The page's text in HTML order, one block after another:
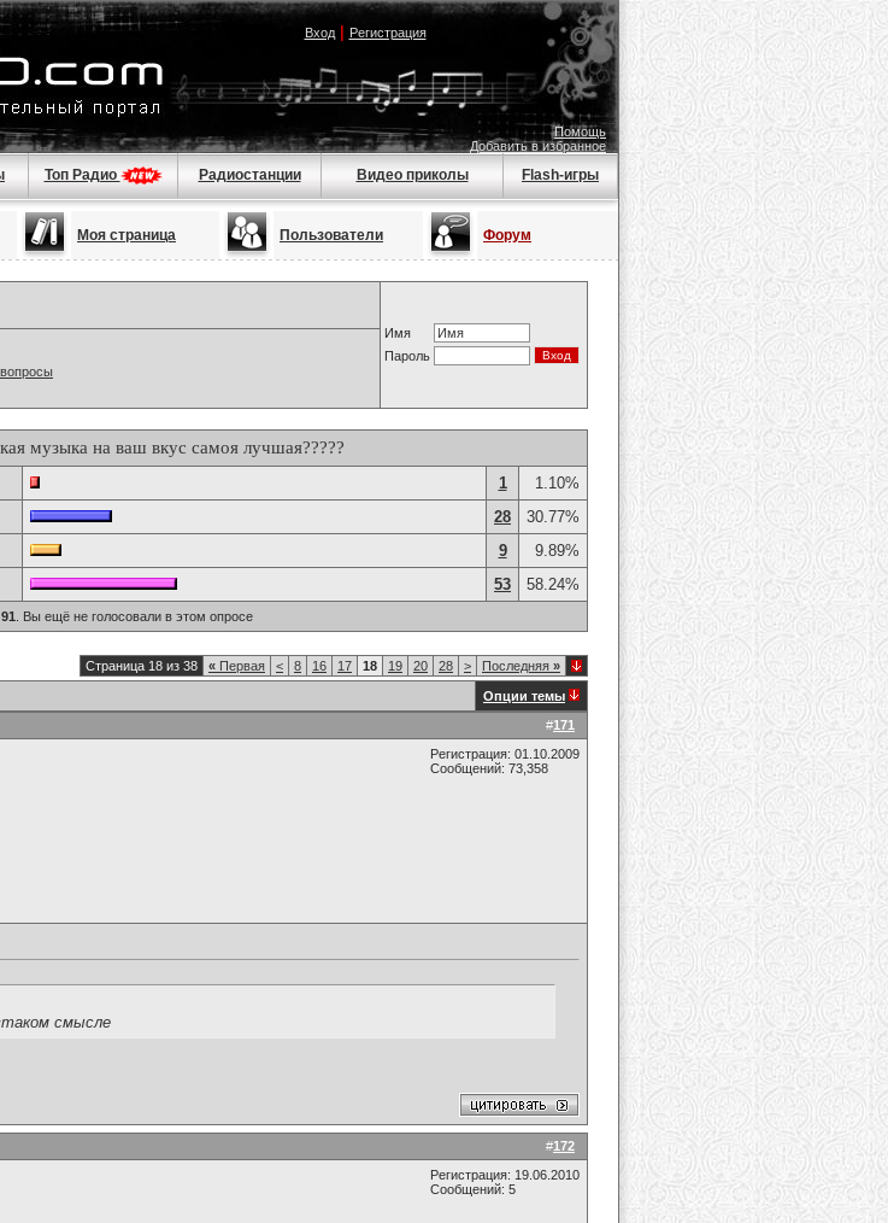
Вход| Регистрация
Помощь
Добавить в избранное
Топ Радио Радиостанции Видео приколы Flash-игры
Моя страница Пользователи Форум
Имя
Пароль
музыка на ваш вкус самоя лучшая?????
1
1.10%
28
30.77%
9
9.89%
53 58.24%
91 . Вы ещё не голосовали в этом опросе
Страница 18 из 38 « Первая < 8 16 17 18 19 20 28 > Последняя »
Опции темы
#171
Регистрация: 01.10.2009
Сообщений: 73,358
смысле
#172
Регистрация: 19.06.2010
Сообщений: 5